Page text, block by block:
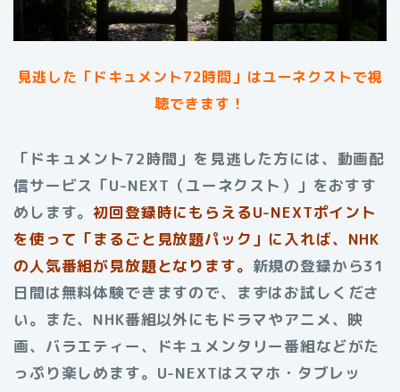
見逃した「ドキュメント72時間」はユーネクストで視
聴できます！
「ドキュメント72時間」を見逃した方には、動画配
信サービス「U-NEXT（ユーネクスト）」をおすす
めします。 初回登録時にもらえるU-NEXTポイント
を使って「まるごと見放題パック」に入れば、NHK
の人気番組が見放題となります。 新規の登録から31
日間は無料体験できますので、まずはお試しくださ
い。また、NHK番組以外にもドラマやアニメ、映
画、バラエティー、ドキュメンタリー番組などがた
っぷり楽しめます。U-NEXTはスマホ・タブレッ